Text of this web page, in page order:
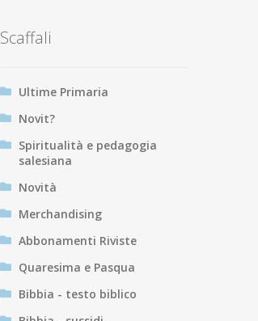
Scaffali
Ultime Primaria
Novit?
Spiritualità e pedagogia
salesiana
Novità
Merchandising
Abbonamenti Riviste
Quaresima e Pasqua
Bibbia - testo biblico